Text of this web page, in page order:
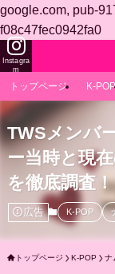
google.com, pub-
f08c47fec0942fa0
Instagra
m
トップページ K-POP
TWSメンバ
ー当時と現
を徹底調査！
広告 K-POP
トップページ K-POP ナ